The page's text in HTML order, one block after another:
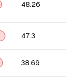
48.26
47.3
38.69